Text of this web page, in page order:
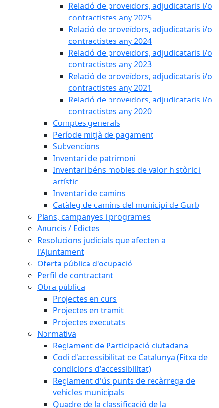
Relació de proveïdors, adjudicataris i/o
contractistes any 2025
Relació de proveïdors, adjudicataris i/o
contractistes any 2024
Relació de proveïdors, adjudicataris i/o
contractistes any 2023
Relació de proveïdors, adjudicataris i/o
contractistes any 2021
Relació de proveïdors, adjudicataris i/o
contractistes any 2020
Comptes generals
Període mitjà de pagament
Subvencions
Inventari de patrimoni
Inventari béns mobles de valor històric i
artístic
Inventari de camins
Catàleg de camins del municipi de Gurb
Plans, campanyes i programes
Anuncis / Edictes
Resolucions judicials que afecten a
l'Ajuntament
Oferta pública d'ocupació
Perfil de contractant
Obra pública
Projectes en curs
Projectes en tràmit
Projectes executats
Normativa
Reglament de Participació ciutadana
Codi d'accessibilitat de Catalunya (Fitxa de
condicions d'accessibilitat)
Reglament d'ús punts de recàrrega de
vehicles municipals
Quadre de la classificació de la